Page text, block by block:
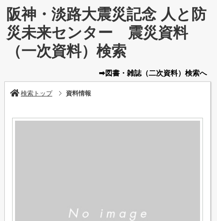
阪神・淡路大震災記念 人と防
災未来センター 震災資料
（一次資料）検索
➡図書・雑誌（二次資料） 検索へ
検索トップ 資料情報